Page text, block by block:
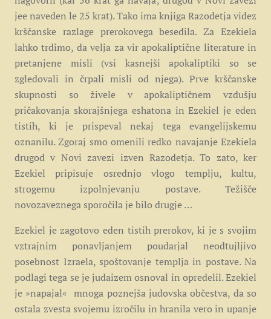
jee naveden le 25 krat). Tako ima knjiga Razodetja videz
krščanske razlage prerokovega besedila. Za Ezekiela
lahko trdimo, da velja za vir apokaliptične literature in
pretanjene misli (vsi kasnejši apokaliptiki so se
zgledovali in črpali misli od njega). Prve krščanske
skupnosti so živele v apokaliptičnem vzdušju
pričakovanja skorajšnjega eshatona in Ezekiel je eden
tistih, ki je prispeval nekaj tega evangelijskemu
oznanilu. Zgoraj smo omenili redko navajanje Ezekiela
drugod v Novi zavezi izven Razodetja. To zato, ker
Ezekiel pripisuje osrednjo vlogo templju, kultu,
strogemu izpolnjevanju postave. Težišče
novozaveznega sporočila je bilo drugje …
Ezekiel je zagotovo eden tistih prerokov, ki je s svojim
vztrajnim ponavljanjem poudarjal neodtujljivo
posebnost Izraela, spoštovanje templja in postave. Na
podlagi tega se je judaizem osnoval in opredelil. Ezekiel
je »napajal« mnoga poznejša judovska občestva, da so
ostala zvesta svojemu izročilu in hranila vero in upanje